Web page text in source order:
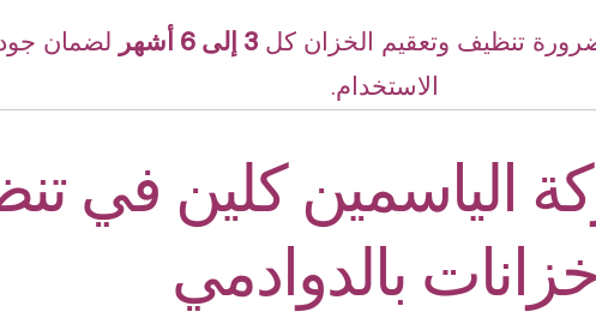
تنظيف وتعقيم الخزان كل 3 إلى 6 أشهر
لضمان
الاستخدام.
الياسمين كلين في
خزانات بالدوادمي